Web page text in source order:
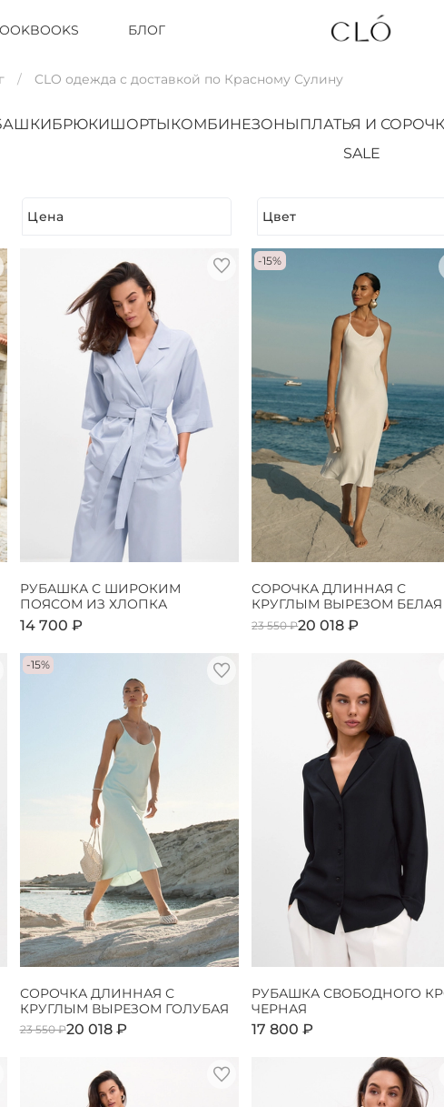
БЛОГ
CLO одежда с доставкой по Красному Сулину
БРЮКИШОРТЫ КОМБИНЕЗОНЫ ПЛАТЬЯ И
SALE
Цена Цвет
РУБАШКА С ШИРОКИМ
ПОЯСОМ ИЗ ХЛОПКА
14 700 ₽
-15%
СОРОЧКА ДЛИННАЯ С
КРУГЛЫМ ВЫРЕЗОМ БЕЛАЯ
23 550 ₽20 018 ₽
-15%
СОРОЧКА ДЛИННАЯ С
КРУГЛЫМ ВЫРЕЗОМ ГОЛУБАЯ
23 550 ₽20 018 ₽
РУБАШКА СВОБОДНОГО
ЧЕРНАЯ
17 800 ₽